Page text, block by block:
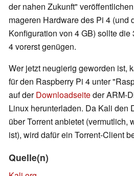
der nahen Zukunft"
mageren Hardware des Pi 4 (und
Konfiguration von 4 GB) sollte die
4 vorerst genügen.
Wer jetzt neugierig geworden ist,
für den Raspberry Pi 4 unter
auf derDownloadseiteder ARM-
Linux herunterladen. Da Kali den
über Torrent anbietet (vermutlich,
ist), wird dafür ein Torrent-Client
Quelle(n)